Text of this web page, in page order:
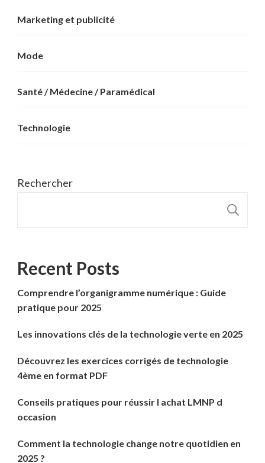
Marketing et publicité
Mode
Santé / Médecine / Paramédical
Technologie
Rechercher
Recent Posts
Comprendre l’organigramme numérique : Guide
pratique pour 2025
Les innovations clés de la technologie verte en 2025
Découvrez les exercices corrigés de technologie
4ème en format PDF
Conseils pratiques pour réussir l achat LMNP d
occasion
Comment la technologie change notre quotidien en
2025 ?